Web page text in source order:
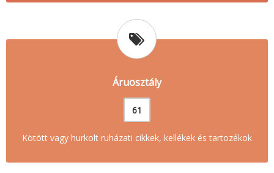
Áruosztály
61
Kötött vagy hurkolt ruházati cikkek, kellékek és tartozékok